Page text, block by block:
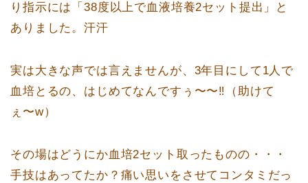
り指示には「38度以上で血液培養2セット提出」と
ありました。汗汗
実は大きな声では言えませんが、3年目にして1人で
血培とるの、はじめてなんですぅ〜〜‼️（助けて
ぇ〜w）
その場はどうにか血培2セット取ったものの・・・
手技はあってたか？痛い思いをさせてコンタミだっ